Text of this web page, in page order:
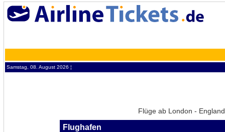
Samstag, 08. August 2026 ¦
Flüge ab London -
Flughafen